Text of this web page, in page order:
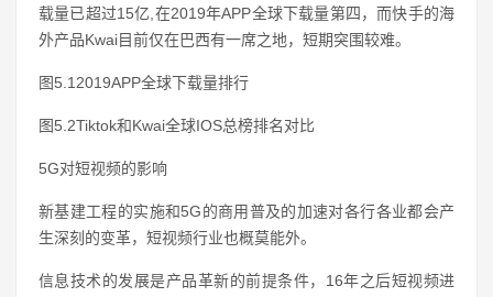
载量已超过15亿,在2019年APP全球下载量第四，而快手的海
外产品Kwai目前仅在巴西有一席之地，短期突围较难。
图5.12019APP全球下载量排行
图5.2Tiktok和Kwai全球IOS总榜排名对比
5G对短视频的影响
新基建工程的实施和5G的商用普及的加速对各行各业都会产
生深刻的变革，短视频行业也概莫能外。
信息技术的发展是产品革新的前提条件，16年之后短视频进